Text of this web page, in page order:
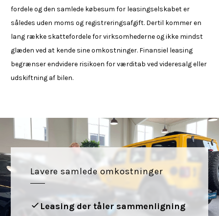
fordele og den samlede købesum for leasingselskabet er
således uden moms og registreringsafgift. Dertil kommer en
lang række skattefordele for virksomhederne og ikke mindst
glæden ved at kende sine omkostninger. Finansiel leasing
begrænser endvidere risikoen for værditab ved videresalg eller
udskiftning af bilen.
Lavere samlede omkostninger
Leasing der tåler sammenligning